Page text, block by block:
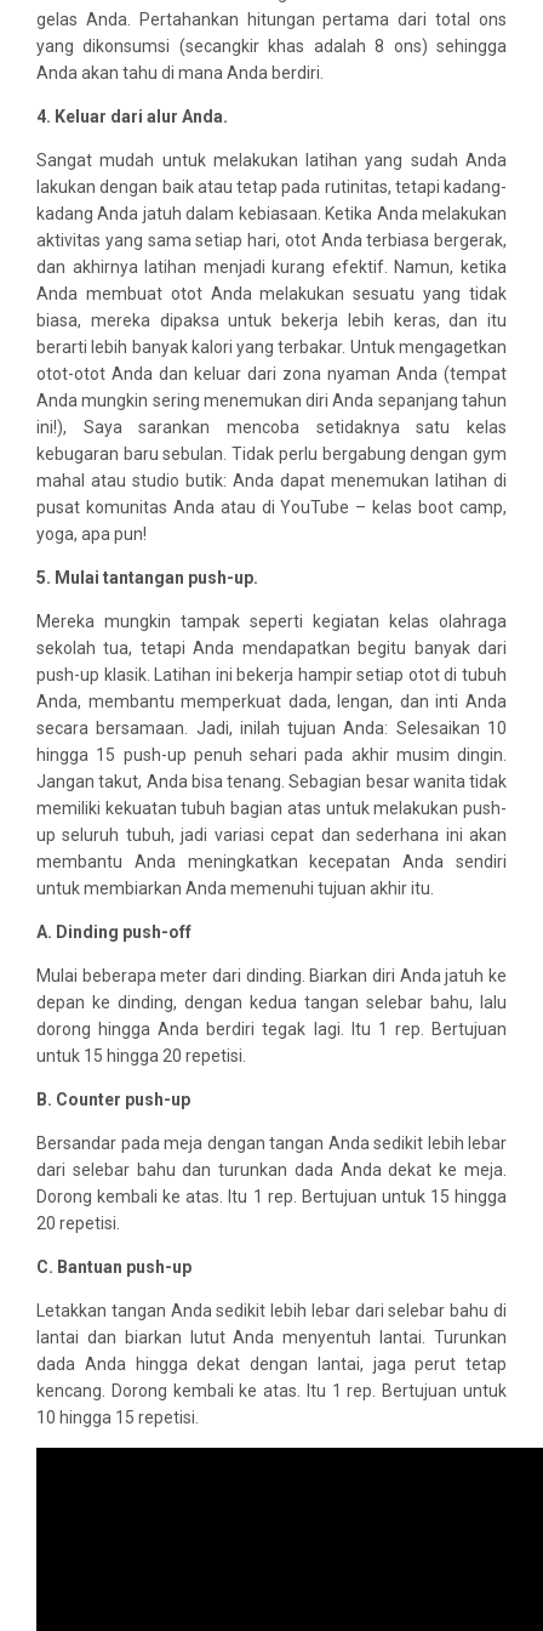
gelas Anda. Pertahankan hitungan pertama dari total ons
yang dikonsumsi (secangkir khas adalah 8 ons) sehingga
Anda akan tahu di mana Anda berdiri.
4. Keluar dari alur Anda.
Sangat mudah untuk melakukan latihan yang sudah Anda
lakukan dengan baik atau tetap pada rutinitas, tetapi kadang-
kadang Anda jatuh dalam kebiasaan. Ketika Anda melakukan
aktivitas yang sama setiap hari, otot Anda terbiasa bergerak,
dan akhirnya latihan menjadi kurang efektif. Namun, ketika
Anda membuat otot Anda melakukan sesuatu yang tidak
biasa, mereka dipaksa untuk bekerja lebih keras, dan itu
berarti lebih banyak kalori yang terbakar. Untuk mengagetkan
otot-otot Anda dan keluar dari zona nyaman Anda (tempat
Anda mungkin sering menemukan diri Anda sepanjang tahun
ini!), Saya sarankan mencoba setidaknya satu kelas
kebugaran baru sebulan. Tidak perlu bergabung dengan gym
mahal atau studio butik: Anda dapat menemukan latihan di
pusat komunitas Anda atau di YouTube – kelas boot camp,
yoga, apa pun!
5. Mulai tantangan push-up.
Mereka mungkin tampak seperti kegiatan kelas olahraga
sekolah tua, tetapi Anda mendapatkan begitu banyak dari
push-up klasik. Latihan ini bekerja hampir setiap otot di tubuh
Anda, membantu memperkuat dada, lengan, dan inti Anda
secara bersamaan. Jadi, inilah tujuan Anda: Selesaikan 10
hingga 15 push-up penuh sehari pada akhir musim dingin.
Jangan takut, Anda bisa tenang. Sebagian besar wanita tidak
memiliki kekuatan tubuh bagian atas untuk melakukan push-
up seluruh tubuh, jadi variasi cepat dan sederhana ini akan
membantu Anda meningkatkan kecepatan Anda sendiri
untuk membiarkan Anda memenuhi tujuan akhir itu.
A. Dinding push-off
Mulai beberapa meter dari dinding. Biarkan diri Anda jatuh ke
depan ke dinding, dengan kedua tangan selebar bahu, lalu
dorong hingga Anda berdiri tegak lagi. Itu 1 rep. Bertujuan
untuk 15 hingga 20 repetisi.
B. Counter push-up
Bersandar pada meja dengan tangan Anda sedikit lebih lebar
dari selebar bahu dan turunkan dada Anda dekat ke meja.
Dorong kembali ke atas. Itu 1 rep. Bertujuan untuk 15 hingga
20 repetisi.
C. Bantuan push-up
Letakkan tangan Anda sedikit lebih lebar dari selebar bahu di
lantai dan biarkan lutut Anda menyentuh lantai. Turunkan
dada Anda hingga dekat dengan lantai, jaga perut tetap
kencang. Dorong kembali ke atas. Itu 1 rep. Bertujuan untuk
10 hingga 15 repetisi.